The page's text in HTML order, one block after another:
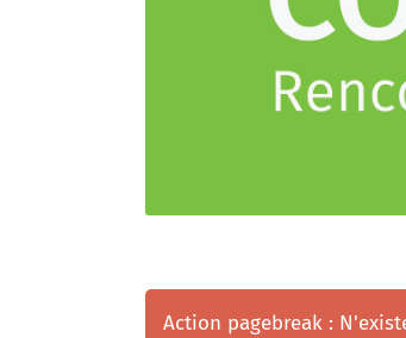
Action pagebreak :